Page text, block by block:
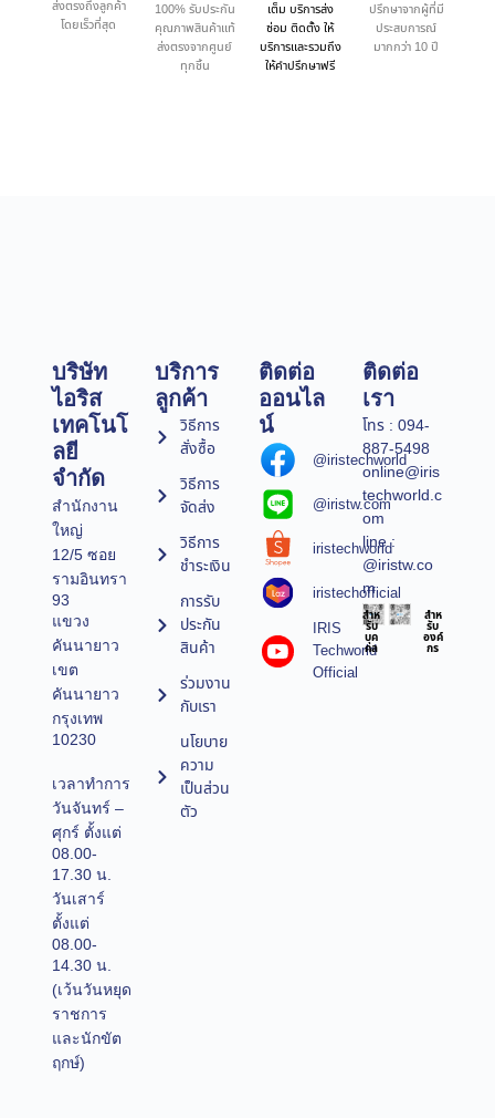
ส่งตรงถึงลูกค้า
โดยเร็วที่สุด
100% รับประกัน
คุณภาพสินค้าแท้
ส่งตรงจากศูนย์
ทุกชิ้น
เต็ม บริการส่ง
ซ่อม ติดตั้ง ให้
บริการและรวมถึง
ให้คำปรึกษาฟรี
ปรึกษาจากผู้ที่มี
ประสบการณ์
มากกว่า 10 ปี
บริษัท
ไอริส
เทคโนโ
ลยี
จำกัด
สำนักงาน
ใหญ่
12/5 ซอย
รามอินทรา
93
แขวง
คันนายาว
เขต
คันนายาว
กรุงเทพ
10230
เวลาทำการ
วันจันทร์ –
ศุกร์ ตั้งแต่
08.00-
17.30 น.
วันเสาร์
ตั้งแต่
08.00-
14.30 น.
(เว้นวันหยุด
ราชการ
และนักขัต
ฤกษ์)
บริการ
ลูกค้า
วิธีการ
สั่งซื้อ
วิธีการ
จัดส่ง
วิธีการ
ชำระเงิน
การรับ
ประกัน
สินค้า
ร่วมงาน
กับเรา
นโยบาย
ความ
เป็นส่วน
ตัว
ติดต่อ
ออนไล
น์
@iristechworld
@iristw.com
iristechworld
iristechofficial
IRIS
Techworld
Official
ติดต่อ
เรา
โทร : 094-
887-5498
online@iris
techworld.c
om
line :
@iristw.co
m
สำห
รับ
บุค
คล
สำห
รับ
องค์
กร